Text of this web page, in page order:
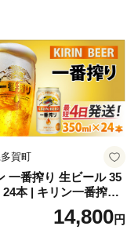
賀町
一番搾り 生ビール 35
本 | キリン一番搾り
ビール 一番搾り ビー
缶 きりんいちばんしぼ
14,800円